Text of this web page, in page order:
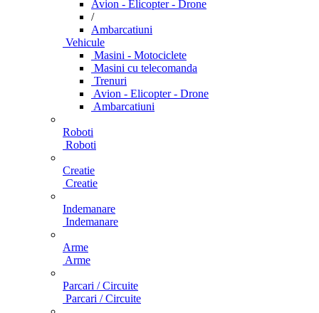
Avion - Elicopter - Drone
/
Ambarcatiuni
Vehicule
Masini - Motociclete
Masini cu telecomanda
Trenuri
Avion - Elicopter - Drone
Ambarcatiuni
Roboti
Roboti
Creatie
Creatie
Indemanare
Indemanare
Arme
Arme
Parcari / Circuite
Parcari / Circuite